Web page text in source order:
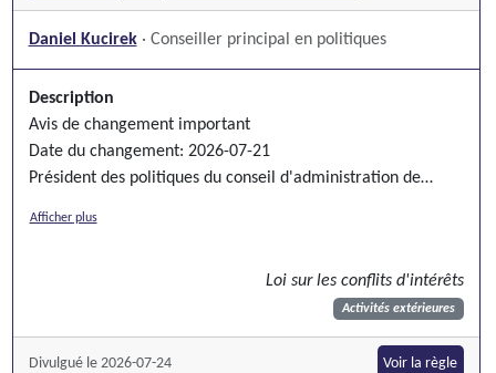
Daniel Kucirek · Conseiller principal en politiques
Description
Avis de changement important
Date du changement: 2026-07-21
Président des politiques du conseil d'administration de
Afficher plus
Loi sur les conflits d'intérêts
Activités extérieures
Divulgué le 2026-07-24 Voir la règle